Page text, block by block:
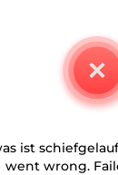
ist
went wrong.